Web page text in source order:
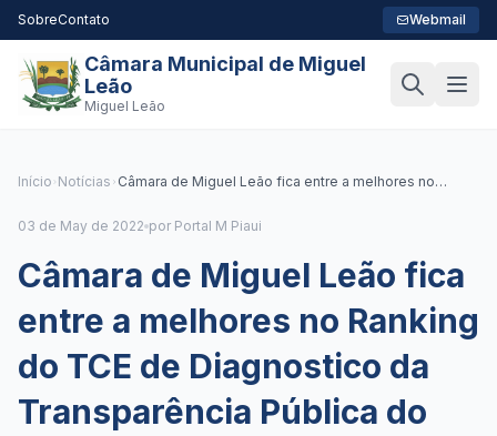
SobreContato Webmail
Câmara Municipal de Miguel
Leão
Miguel Leão
Início Notícias Câmara de Miguel Leão fica entre a melhores no
Pública do Estado do Piauí
03 de May de 2022 por Portal M Piaui
Câmara de Miguel Leão fica
entre a melhores no Ranking
do TCE de Diagnostico da
Transparência Pública do